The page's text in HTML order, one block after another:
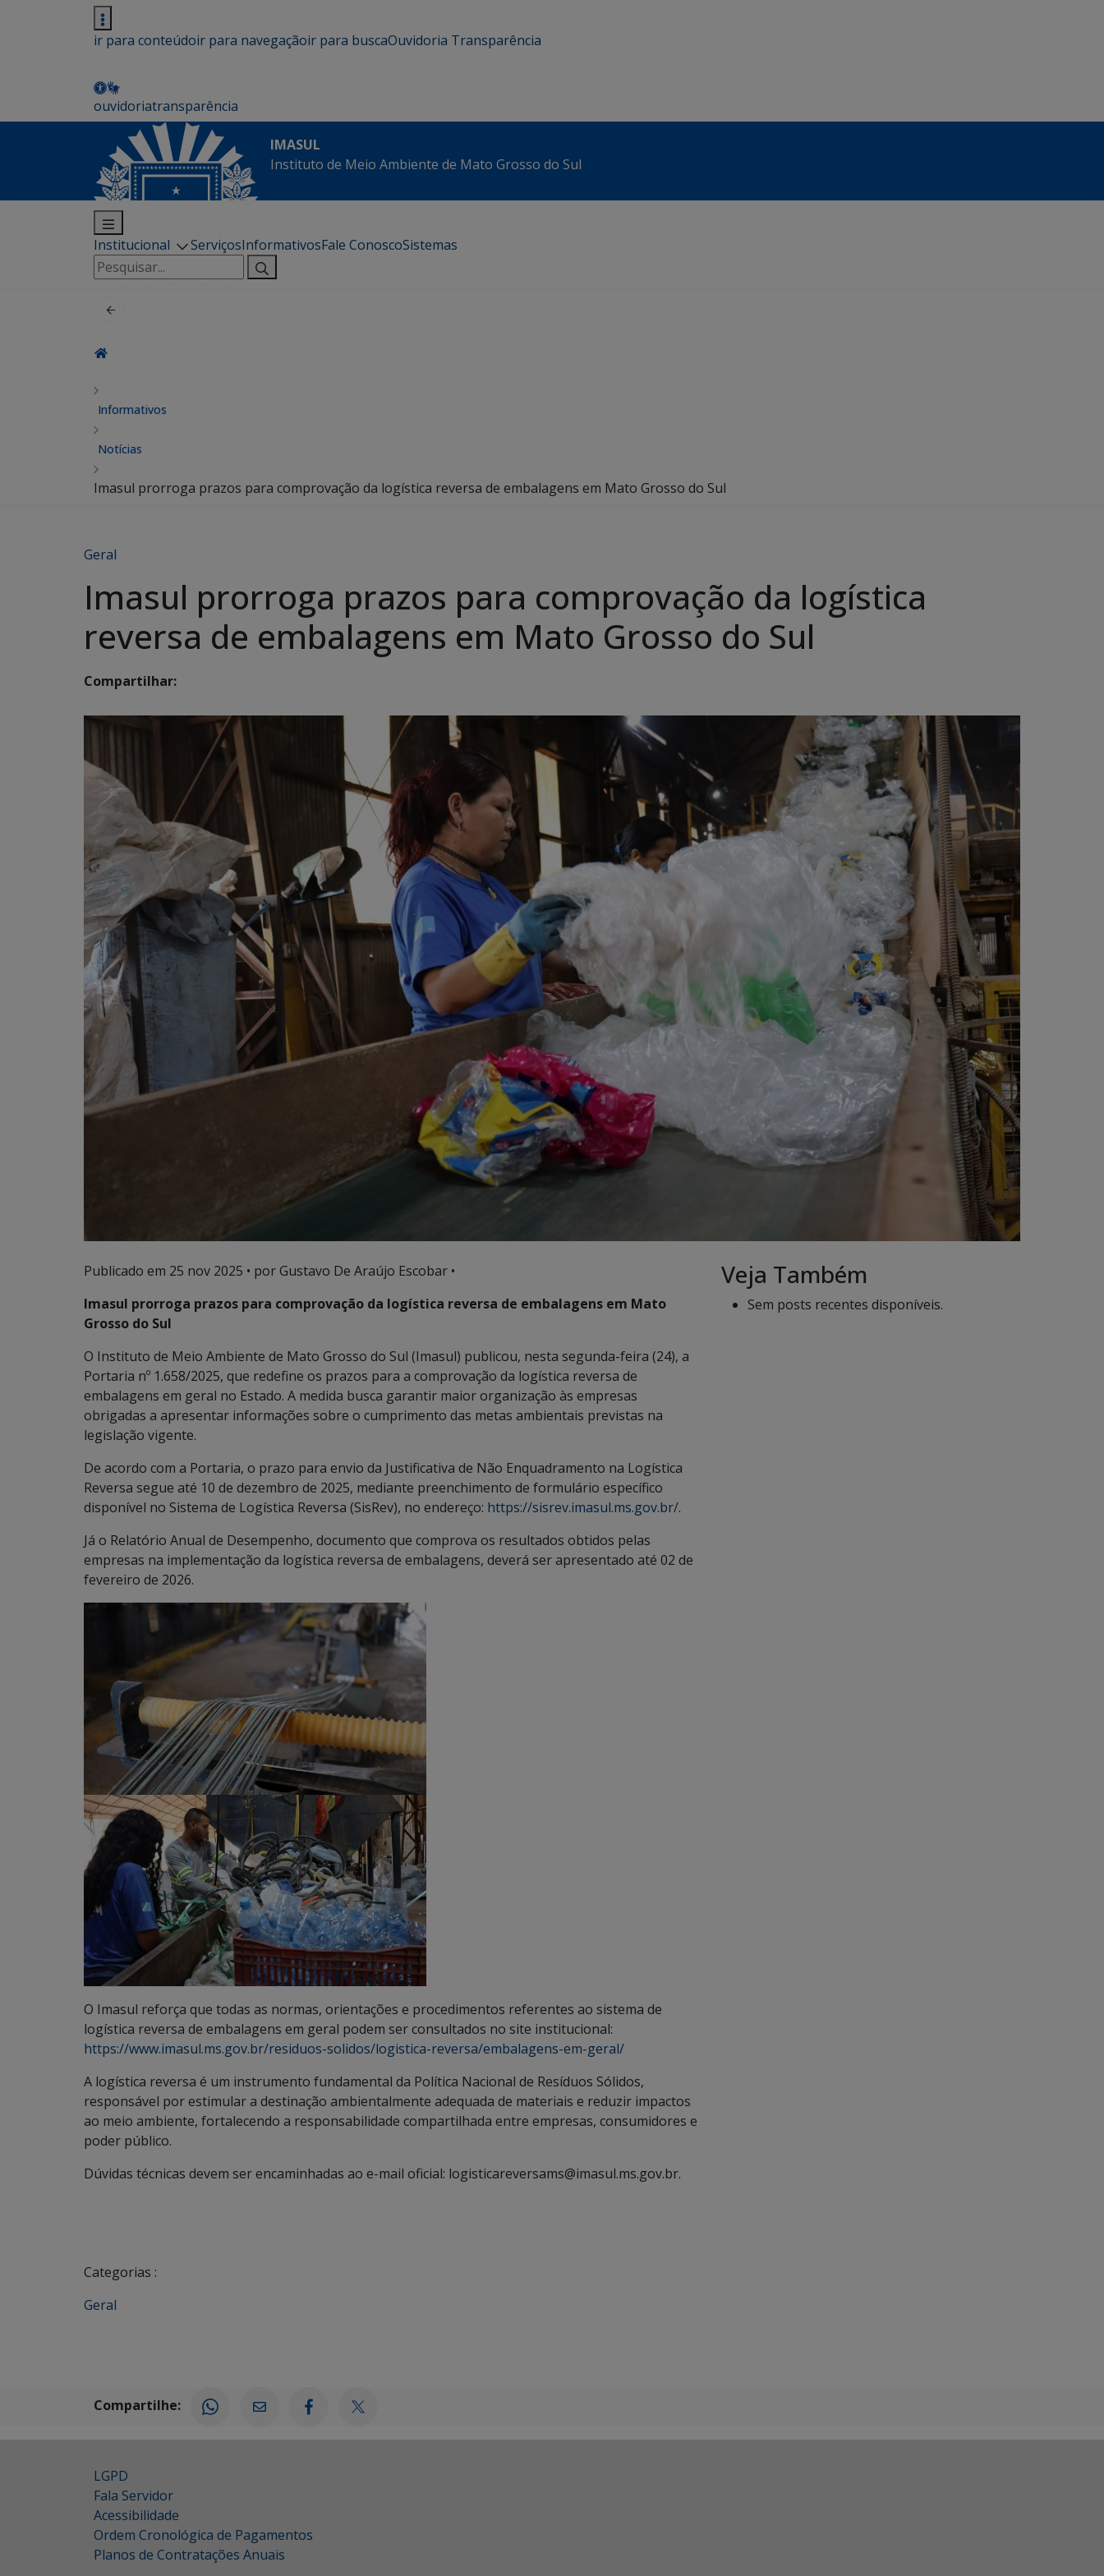
ir para conteúdoir para navegaçãoir para buscaOuvidoria Transparência
ouvidoriatransparência
IMASUL
Instituto de Meio Ambiente de Mato Grosso do Sul
Institucional ServiçosInformativosFale ConoscoSistemas
Pesquisar
por:
Informativos
Notícias
Imasul prorroga prazos para comprovação da logística reversa de embalagens em Mato Grosso do Sul
Geral
Imasul prorroga prazos para comprovação da logística
reversa de embalagens em Mato Grosso do Sul
Compartilhar:
Publicado em 25 nov 2025 • por Gustavo De Araújo Escobar •
Imasul prorroga prazos para comprovação da logística reversa de embalagens em Mato
Grosso do Sul
O Instituto de Meio Ambiente de Mato Grosso do Sul (Imasul) publicou, nesta segunda-feira (24), a
Portaria nº 1.658/2025, que redefine os prazos para a comprovação da logística reversa de
embalagens em geral no Estado. A medida busca garantir maior organização às empresas
obrigadas a apresentar informações sobre o cumprimento das metas ambientais previstas na
legislação vigente.
De acordo com a Portaria, o prazo para envio da Justificativa de Não Enquadramento na Logística
Reversa segue até 10 de dezembro de 2025, mediante preenchimento de formulário específico
disponível no Sistema de Logística Reversa (SisRev), no endereço: https://sisrev.imasul.ms.gov.br/.
Já o Relatório Anual de Desempenho, documento que comprova os resultados obtidos pelas
empresas na implementação da logística reversa de embalagens, deverá ser apresentado até 02 de
fevereiro de 2026.
O Imasul reforça que todas as normas, orientações e procedimentos referentes ao sistema de
logística reversa de embalagens em geral podem ser consultados no site institucional:
https://www.imasul.ms.gov.br/residuos-solidos/logistica-reversa/embalagens-em-geral/
A logística reversa é um instrumento fundamental da Política Nacional de Resíduos Sólidos,
responsável por estimular a destinação ambientalmente adequada de materiais e reduzir impactos
ao meio ambiente, fortalecendo a responsabilidade compartilhada entre empresas, consumidores e
poder público.
Dúvidas técnicas devem ser encaminhadas ao e-mail oficial: logisticareversams@imasul.ms.gov.br.
Categorias :
Geral
Veja Também
Sem posts recentes disponíveis.
Compartilhe:
LGPD
Fala Servidor
Acessibilidade
Ordem Cronológica de Pagamentos
Planos de Contratações Anuais